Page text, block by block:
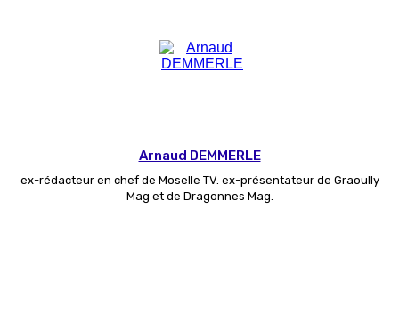
Arnaud DEMMERLE
ex-rédacteur en chef de Moselle TV. ex-présentateur de Graoully
Mag et de Dragonnes Mag.